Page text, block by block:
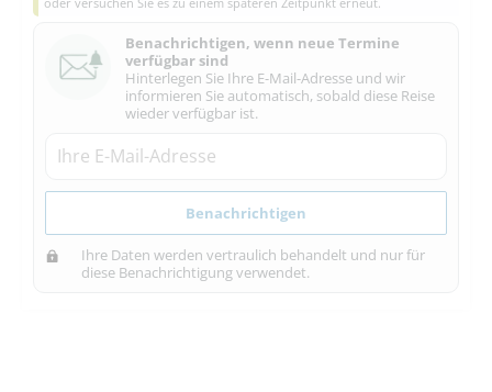
Benachrichtigen, wenn neue Termine
verfügbar sind
Hinterlegen Sie Ihre E-Mail-Adresse und wir
informieren Sie automatisch, sobald diese Reise
wieder verfügbar ist.
Benachrichtigen
Ihre Daten werden vertraulich behandelt und nur für
diese Benachrichtigung verwendet.